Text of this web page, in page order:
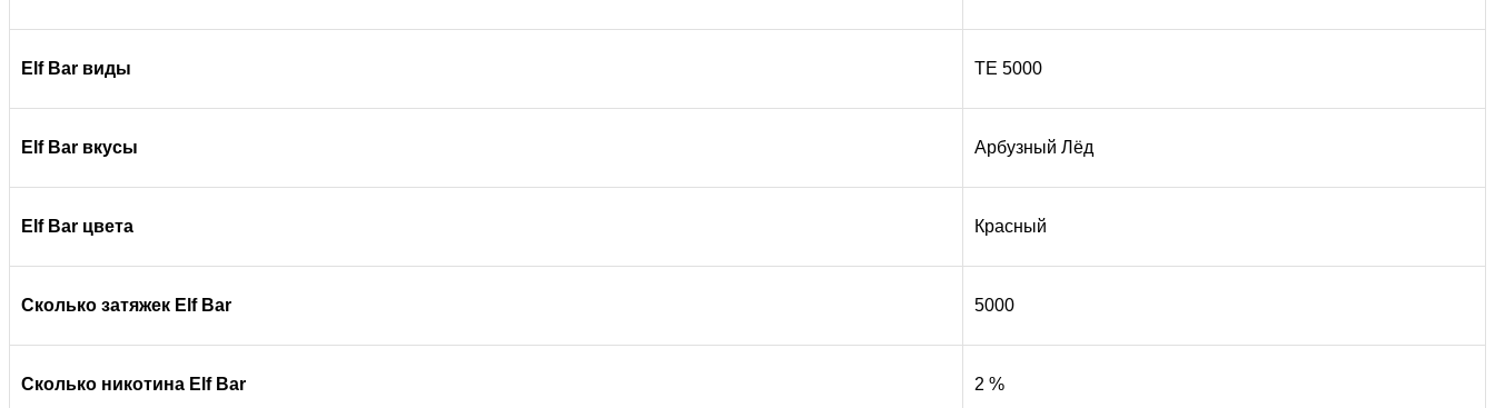
Elf Bar виды TE 5000
Elf Bar вкусы Арбузный Лёд
Elf Bar цвета Красный
Сколько затяжек Elf Bar 5000
Сколько никотина Elf Bar 2 %